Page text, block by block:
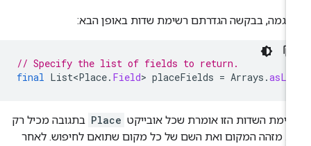
בבקשה הגדרתם רשימת שדות באופן הבא:
// Specify the list of fields to return.
final List<Place.Field> placeFields = Arrays.
השדות הזו אומרת שכל אובייקט Place בתגובה מכיל רק
מזהה המקום ואת השם של כל מקום שתואם לחיפוש. לאחר